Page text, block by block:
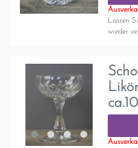
Lassen
wieder